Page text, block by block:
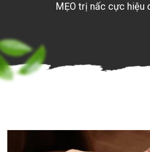
MẸO trị nấc cực hiệu